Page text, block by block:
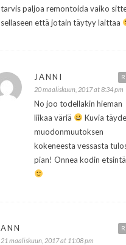
tarvis paljoa remontoida vaiko
sellaseen että jotain täytyy laittaa
JANNI
20 maaliskuun, 2017 at 8:34 pm
No joo todellakin hieman
liikaa väriä
Kuvia
muodonmuutoksen
kokeneesta vessasta
pian! Onnea kodin
ANN
21 maaliskuun, 2017 at 11:08 pm